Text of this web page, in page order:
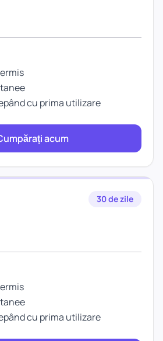
cu prima utilizare
acum
30 de zile
cu prima utilizare